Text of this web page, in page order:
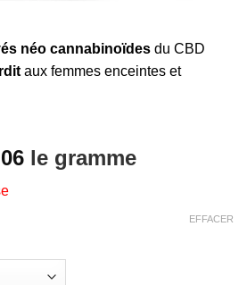
néo cannabinoïdes du CBD
aux femmes enceintes et
le gramme
EFFACER